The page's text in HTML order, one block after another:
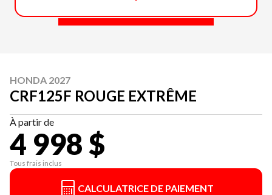
HONDA 2027
CRF125F ROUGE EXTRÊME
À partir de
4 998 $
Tous frais inclus
CALCULATRICE DE PAIEMENT